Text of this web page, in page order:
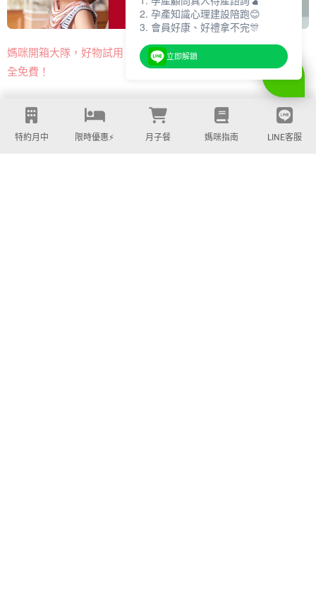
媽咪開箱大隊，好物試用，完
全免費！
熱門多功能嬰兒背巾​，免費開
箱申請！
特約月中 限時優惠⚡️ 月子餐 媽咪指南 LINE客服
2. 孕產知識心理建設陪跑😊
3. 會員好康、好禮拿不完🎊
立即解鎖